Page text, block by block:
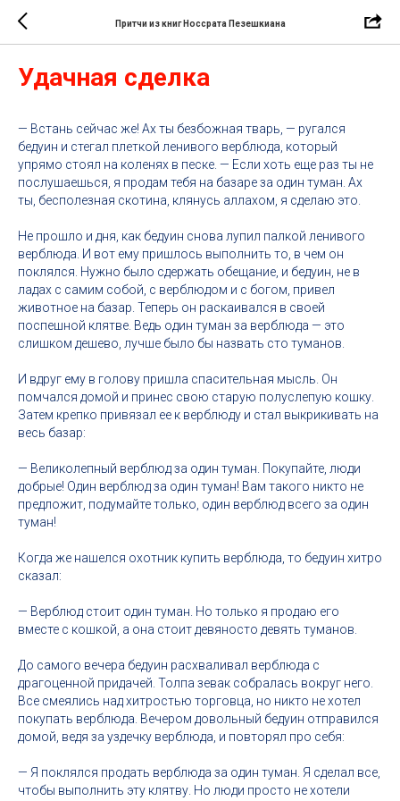
Притчи из книг Носсрата Пезешкиана
Удачная сделка
— Встань сейчас же! Ах ты безбожная тварь, — ругался
бедуин и стегал плеткой ленивого верблюда, который
упрямо стоял на коленях в песке. — Если хоть еще раз ты не
послушаешься, я продам тебя на базаре за один туман. Ах
ты, бесполезная скотина, клянусь аллахом, я сделаю это.
Не прошло и дня, как бедуин снова лупил палкой ленивого
верблюда. И вот ему пришлось выполнить то, в чем он
поклялся. Нужно было сдержать обещание, и бедуин, не в
ладах с самим собой, с верблюдом и с богом, привел
животное на базар. Теперь он раскаивался в своей
поспешной клятве. Ведь один туман за верблюда — это
слишком дешево, лучше было бы назвать сто туманов.
И вдруг ему в голову пришла спасительная мысль. Он
помчался домой и принес свою старую полуслепую кошку.
Затем крепко привязал ее к верблюду и стал выкрикивать на
весь базар:
— Великолепный верблюд за один туман. Покупайте, люди
добрые! Один верблюд за один туман! Вам такого никто не
предложит, подумайте только, один верблюд всего за один
туман!
Когда же нашелся охотник купить верблюда, то бедуин хитро
сказал:
— Верблюд стоит один туман. Но только я продаю его
вместе с кошкой, а она стоит девяносто девять туманов.
До самого вечера бедуин расхваливал верблюда с
драгоценной придачей. Толпа зевак собралась вокруг него.
Все смеялись над хитростью торговца, но никто не хотел
покупать верблюда. Вечером довольный бедуин отправился
домой, ведя за уздечку верблюда, и повторял про себя:
— Я поклялся продать верблюда за один туман. Я сделал все,
чтобы выполнить эту клятву. Но люди просто не хотели